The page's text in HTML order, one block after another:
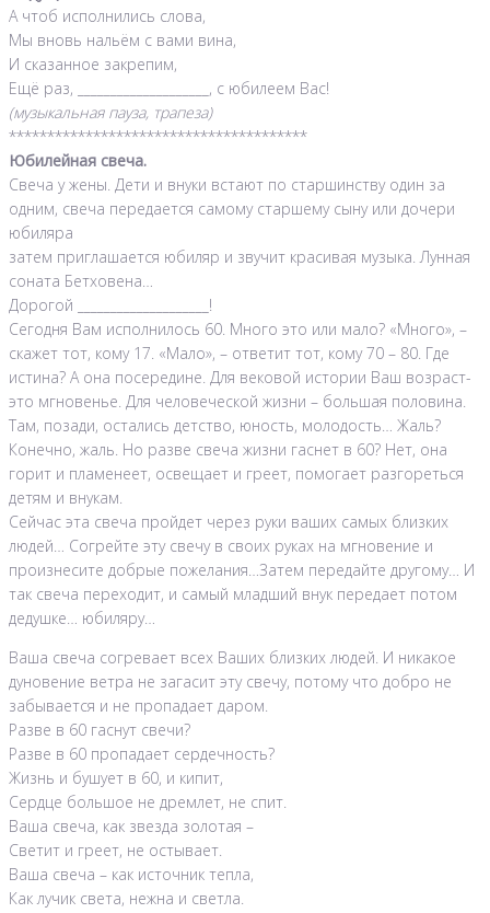
А чтоб исполнились слова,
Мы вновь нальём с вами вина,
И сказанное закрепим,
Ещё раз, ____________________, с юбилеем Вас!
(музыкальная пауза, трапеза)
***************************************
Юбилейная свеча.
Свеча у жены. Дети и внуки встают по старшинству один за
одним, свеча передается самому старшему сыну или дочери
юбиляра
затем приглашается юбиляр и звучит красивая музыка. Лунная
соната Бетховена…
Дорогой ____________________!
Сегодня Вам исполнилось 60. Много это или мало? «Много», –
скажет тот, кому 17. «Мало», – ответит тот, кому 70 – 80. Где
истина? А она посередине. Для вековой истории Ваш возраст-
это мгновенье. Для человеческой жизни – большая половина.
Там, позади, остались детство, юность, молодость… Жаль?
Конечно, жаль. Но разве свеча жизни гаснет в 60? Нет, она
горит и пламенеет, освещает и греет, помогает разгореться
детям и внукам.
Сейчас эта свеча пройдет через руки ваших самых близких
людей… Согрейте эту свечу в своих руках на мгновение и
произнесите добрые пожелания…Затем передайте другому… И
так свеча переходит, и самый младший внук передает потом
дедушке… юбиляру…
Ваша свеча согревает всех Ваших близких людей. И никакое
дуновение ветра не загасит эту свечу, потому что добро не
забывается и не пропадает даром.
Разве в 60 гаснут свечи?
Разве в 60 пропадает сердечность?
Жизнь и бушует в 60, и кипит,
Сердце большое не дремлет, не спит.
Ваша свеча, как звезда золотая –
Светит и греет, не остывает.
Ваша свеча – как источник тепла,
Как лучик света, нежна и светла.